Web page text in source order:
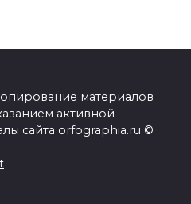
материалов
активной
сайта orfographia.ru ©